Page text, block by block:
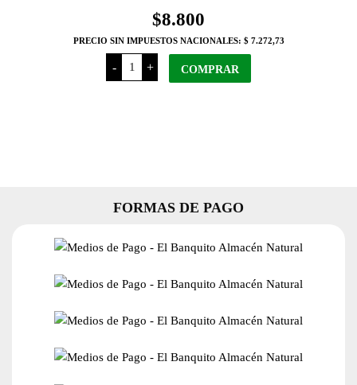
$8.800
PRECIO SIN IMPUESTOS NACIONALES: $ 7.272,73
-
Sococo
Leche
de
+ COMPRAR
FORMAS DE PAGO